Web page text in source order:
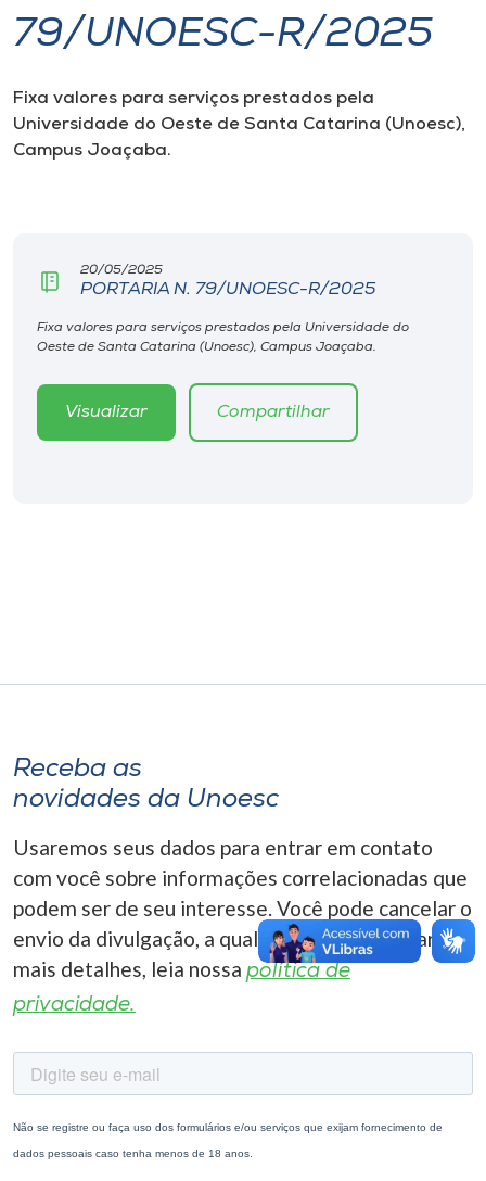
I.nova
Diplomados
Rádio
A+
79/UNOESC-R/2025
Fixa valores para serviços prestados pela
Universidade do Oeste de Santa Catarina (Unoesc),
Campus Joaçaba.
20/05/2025
PORTARIA N. 79/UNOESC-R/2025
Fixa valores para serviços prestados pela Universidade do
Oeste de Santa Catarina (Unoesc), Campus Joaçaba.
Visualizar Compartilhar
Receba as
novidades da Unoesc
Usaremos seus dados para entrar em contato
com você sobre informações correlacionadas que
podem ser de seu interesse. Você pode cancelar o
envio da divulgação, a qualquer momento. Para
mais detalhes, leia nossa política de
privacidade.